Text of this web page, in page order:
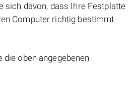
sich davon, dass Ihre Festplatte
Computer richtig bestimmt
die oben angegebenen